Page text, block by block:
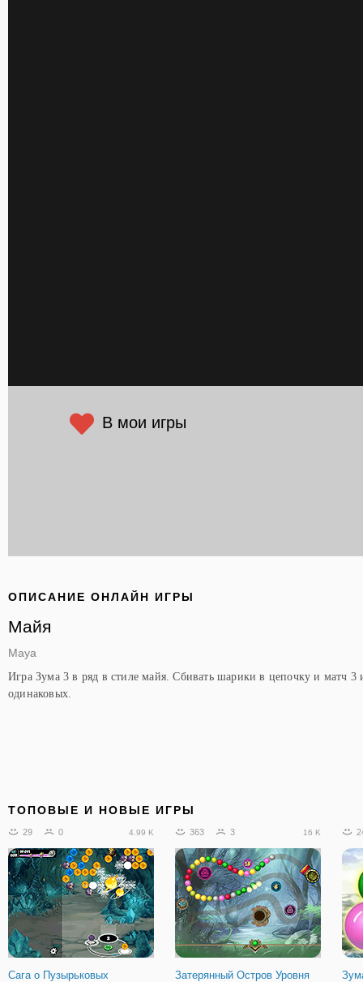
В мои игры
ОПИСАНИЕ ОНЛАЙН ИГРЫ
Майя
Maya
Игра Зума 3 в ряд в стиле майя. Сбивать шарики в цепочку и матч 3
одинаковых.
ТОПОВЫЕ И НОВЫЕ ИГРЫ
29 0 4.99 K
Сага о Пузырьковых
363 3 16 K
Затерянный Остров Уровня